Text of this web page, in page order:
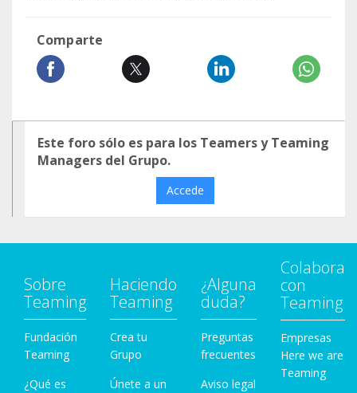
Comparte
Este foro sólo es para los Teamers y Teaming
Managers del Grupo.
Accede
Sobre
Teaming
Fundación
Teaming
¿Qué es
Haciendo
Teaming
Crea tu
Grupo
Únete a un
¿Alguna
duda?
Preguntas
frecuentes
Aviso legal
Colabora
con
Teaming
Empresas
Here we are
Teaming